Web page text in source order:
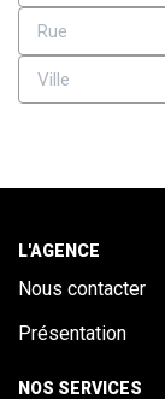
L'AGENCE
Nous contacter
Présentation
NOS SERVICES